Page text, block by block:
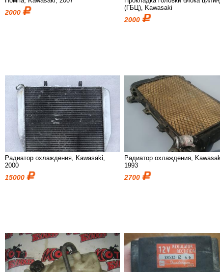
2000
(ГБЦ), Kawasaki
2000
Радиатор охлаждения, Kawasaki,
2000
15000
Радиатор охлаждения,
1993
2700